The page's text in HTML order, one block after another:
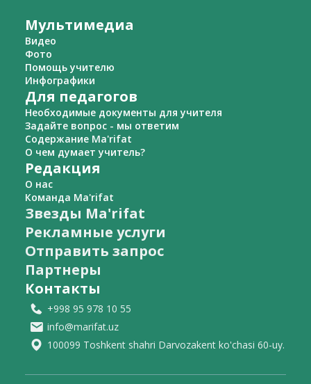
Мультимедиа
Видео
Фото
Помощь учителю
Инфографики
Для педагогов
Необходимые документы для учителя
Задайте вопрос - мы ответим
Содержание Ma'rifat
О чем думает учитель?
Редакция
О нас
Команда Ma'rifat
Звезды Ma'rifat
Рекламные услуги
Отправить запрос
Партнеры
Контакты
+998 95 978 10 55
info@marifat.uz
100099 Toshkent shahri Darvozakent ko'chasi 60-uy.